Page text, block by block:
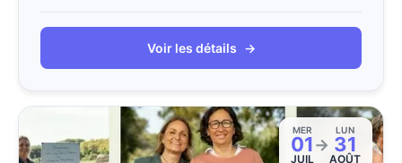
Voir les détails →
MER
01
JUIL
→
LUN
31
AOÛT